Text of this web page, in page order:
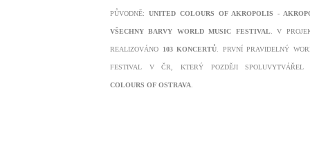
PŮVODNĚ: UNITED COLOURS OF AKROPOLIS -
VŠECHNY BARVY WORLD MUSIC FESTIVAL. V
REALIZOVÁNO 103 KONCERTŮ . PRVNÍ PRAVIDELNÝ
FESTIVAL V ČR, KTERÝ POZDĚJI SPOLUVYTVÁŘEL
COLOURS OF OSTRAVA